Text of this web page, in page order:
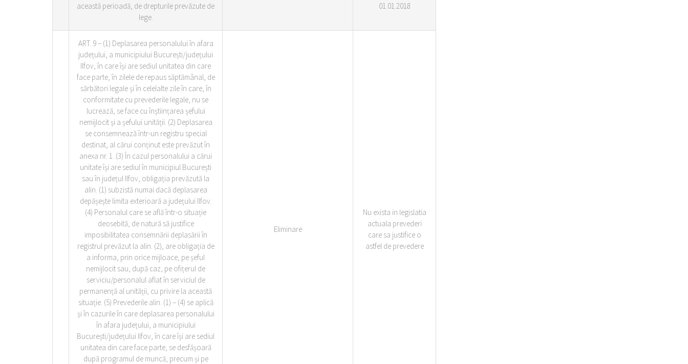
această perioadă, de drepturile prevăzute de
lege.
01.01.2018
ART. 9 – (1) Deplasarea personalului în afara
județului, a municipiului București/județului
Ilfov, în care își are sediul unitatea din care
face parte, în zilele de repaus săptămânal, de
sărbători legale și în celelalte zile în care, în
conformitate cu prevederile legale, nu se
lucrează, se face cu înștiințarea șefului
nemijlocit și a șefului unității. (2) Deplasarea
se consemnează într-un registru special
destinat, al cărui conținut este prevăzut în
anexa nr. 1. (3) În cazul personalului a cărui
unitate își are sediul în municipiul București
sau în județul Ilfov, obligația prevăzută la
alin. (1) subzistă numai dacă deplasarea
depășește limita exterioară a județului Ilfov.
(4) Personalul care se află într-o situație
deosebită, de natură să justifice
imposibilitatea consemnării deplasării în
registrul prevăzut la alin. (2), are obligația de
a informa, prin orice mijloace, pe șeful
nemijlocit sau, după caz, pe ofițerul de
serviciu/personalul aflat în serviciul de
permanență al unității, cu privire la această
situație. (5) Prevederile alin. (1) – (4) se aplică
și în cazurile în care deplasarea personalului
în afara județului, a municipiului
București/județului Ilfov, în care își are sediul
unitatea din care face parte, se desfășoară
după programul de muncă, precum și pe
Eliminare
Nu exista in legislatia
actuala prevederi
care sa justifice o
astfel de prevedere